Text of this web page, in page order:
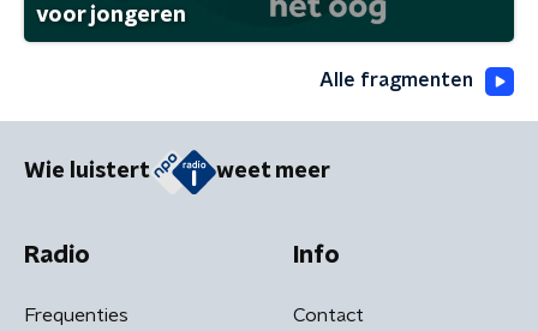
voor jongeren
Alle fragmenten
Wie luistert weet meer
Radio
Frequenties
Info
Contact